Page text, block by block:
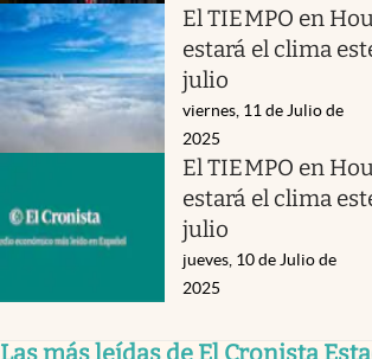
El TIEMPO en
estará el clima
julio
viernes, 11 de Julio de
2025
El TIEMPO en
estará el clima
julio
jueves, 10 de Julio de
2025
Las más leídas de El Cronista